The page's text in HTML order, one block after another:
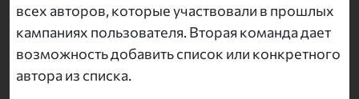
всех авторов, которые участвовали в прошлых
кампаниях пользователя. Вторая команда дает
возможность добавить список или конкретного
автора из списка.